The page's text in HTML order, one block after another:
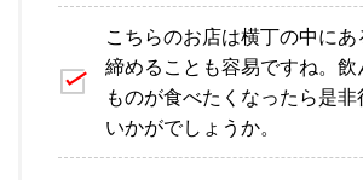
こちらのお店は横丁の中に
締めることも容易ですね。飲
ものが食べたくなったら是非
いかがでしょうか。